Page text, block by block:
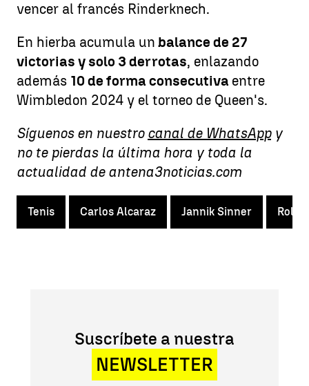
vencer al francés Rinderknech.
En hierba acumula un balance de 27
victorias y solo 3 derrotas, enlazando
además 10 de forma consecutiva entre
Wimbledon 2024 y el torneo de Queen's.
Síguenos en nuestro canal de WhatsAppy
no te pierdas la última hora y toda la
actualidad de antena3noticias.com
Tenis Carlos Alcaraz Jannik Sinner
Suscríbete a nuestra
NEWSLETTER